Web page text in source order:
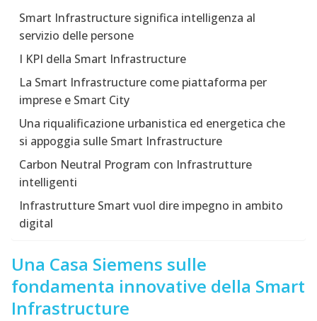
Smart Infrastructure significa intelligenza al
servizio delle persone
I KPI della Smart Infrastructure
La Smart Infrastructure come piattaforma per
imprese e Smart City
Una riqualificazione urbanistica ed energetica che
si appoggia sulle Smart Infrastructure
Carbon Neutral Program con Infrastrutture
intelligenti
Infrastrutture Smart vuol dire impegno in ambito
digital
Una Casa Siemens sulle
fondamenta innovative della Smart
Infrastructure